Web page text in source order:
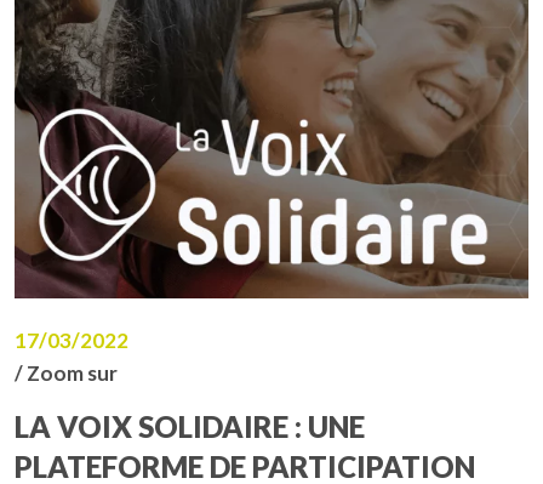
17/03/2022
/ Zoom sur
LA VOIX SOLIDAIRE : UNE
PLATEFORME DE PARTICIPATION